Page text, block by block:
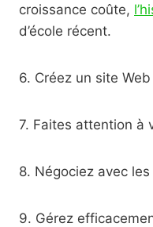
croissance coûte,
d’école récent.
6. Créez un site
7. Faites attention à
8. Négociez avec
9. Gérez